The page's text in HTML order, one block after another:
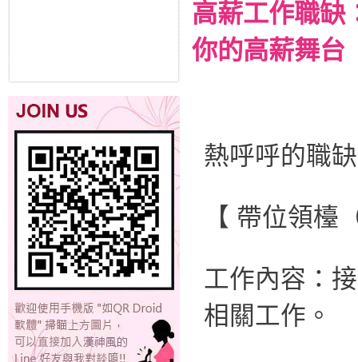
高薪工作職缺
你的高薪舞台
熱呼呼的職
【 帶位領檯
工作內容：
相關工作。